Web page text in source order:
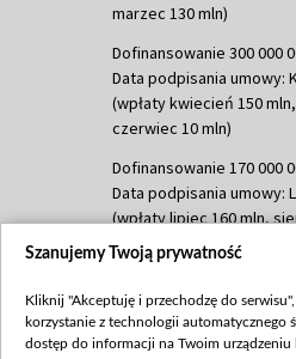
marzec 130 mln)
Dofinansowanie 300 000
Data podpisania umowy:
(wpłaty kwiecień 150
czerwiec 10 mln)
Dofinansowanie 170 000
Data podpisania umowy:
(wpłaty lipiec 160 mln,
Dofinansowanie 60 000
(wpłata wrzesień 60 mln)
Dofinansowanie 635 783
Szanujemy Twoją prywatność
Kliknij "Akceptuję i przechodzę do
korzystanie z technologii automatycznego
dostęp do informacji na Twoim